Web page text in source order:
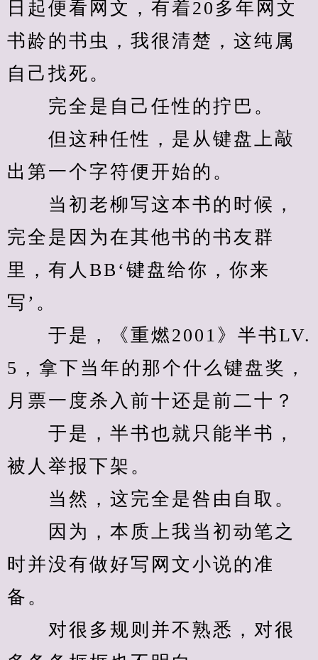
日起便看网文，有着20多年网文
书龄的书虫，我很清楚，这纯属
自己找死。
完全是自己任性的拧巴。
但这种任性，是从键盘上敲
出第一个字符便开始的。
当初老柳写这本书的时候，
完全是因为在其他书的书友群
里，有人BB‘键盘给你，你来
写’。
于是，《重燃2001》半书LV.
5，拿下当年的那个什么键盘奖，
月票一度杀入前十还是前二十？
于是，半书也就只能半书，
被人举报下架。
当然，这完全是咎由自取。
因为，本质上我当初动笔之
时并没有做好写网文小说的准
备。
对很多规则并不熟悉，对很